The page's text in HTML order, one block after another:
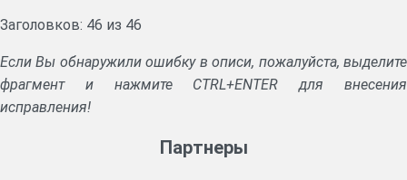
Карсунского удельного отделения (ф.537, оп.1, д.1)
Описания удельных имений и лесов, подведомственных
отделениям. Описные книги. Дела об удельных
крестьянах, об общественных запашках. Дела о спорных
устройстве и охране лесов, о лесоустройстве и
Заголовков: 46 из 46
Если Вы обнаружили ошибку в описи, пожалуйста, выделите
фрагмент и нажмите CTRL+ENTER для внесения
исправления!
Партнеры